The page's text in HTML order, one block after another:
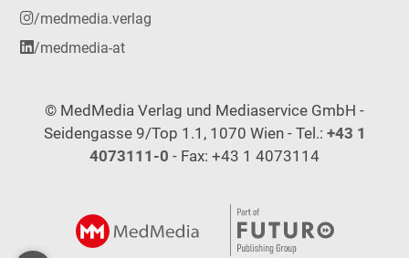
/medmedia.verlag
/medmedia-at
© MedMedia Verlag und Mediaservice GmbH -
Seidengasse 9/Top 1.1, 1070 Wien - Tel.: +43 1
4073111-0 - Fax: +43 1 4073114